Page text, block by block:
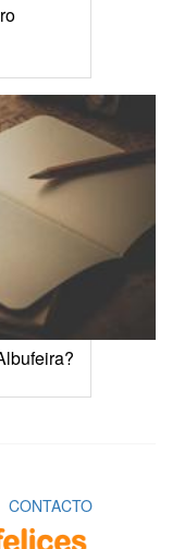
CONTACTO